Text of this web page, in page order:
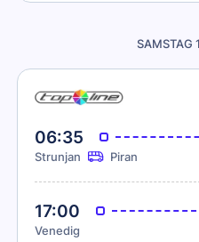
SAMSTAG
06:35
Strunjan Piran
17:00
Venedig